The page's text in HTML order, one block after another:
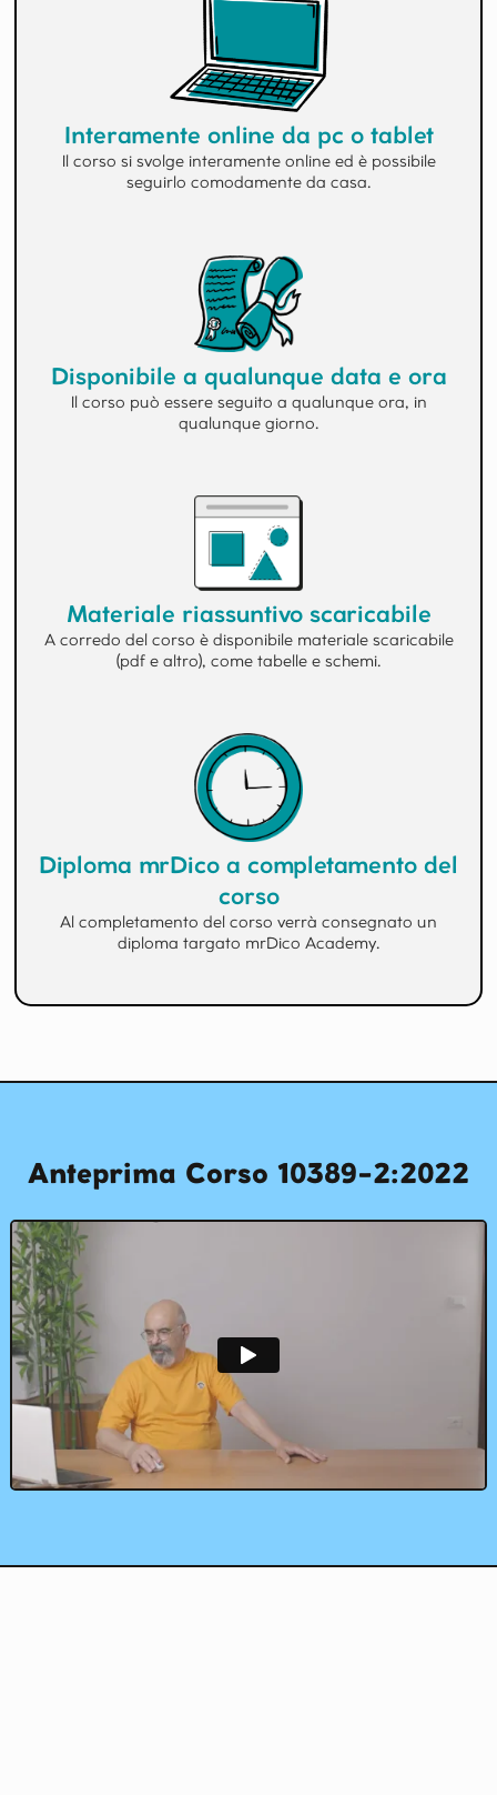
Interamente online da pc o tablet
Il corso si svolge interamente online ed è possibile
seguirlo comodamente da casa.
Disponibile a qualunque data e ora
Il corso può essere seguito a qualunque ora, in
qualunque giorno.
Materiale riassuntivo scaricabile
A corredo del corso è disponibile materiale scaricabile
(pdf e altro), come tabelle e schemi.
Diploma mrDico a completamento del
corso
Al completamento del corso verrà consegnato un
diploma targato mrDico Academy.
Anteprima Corso 10389-2:2022